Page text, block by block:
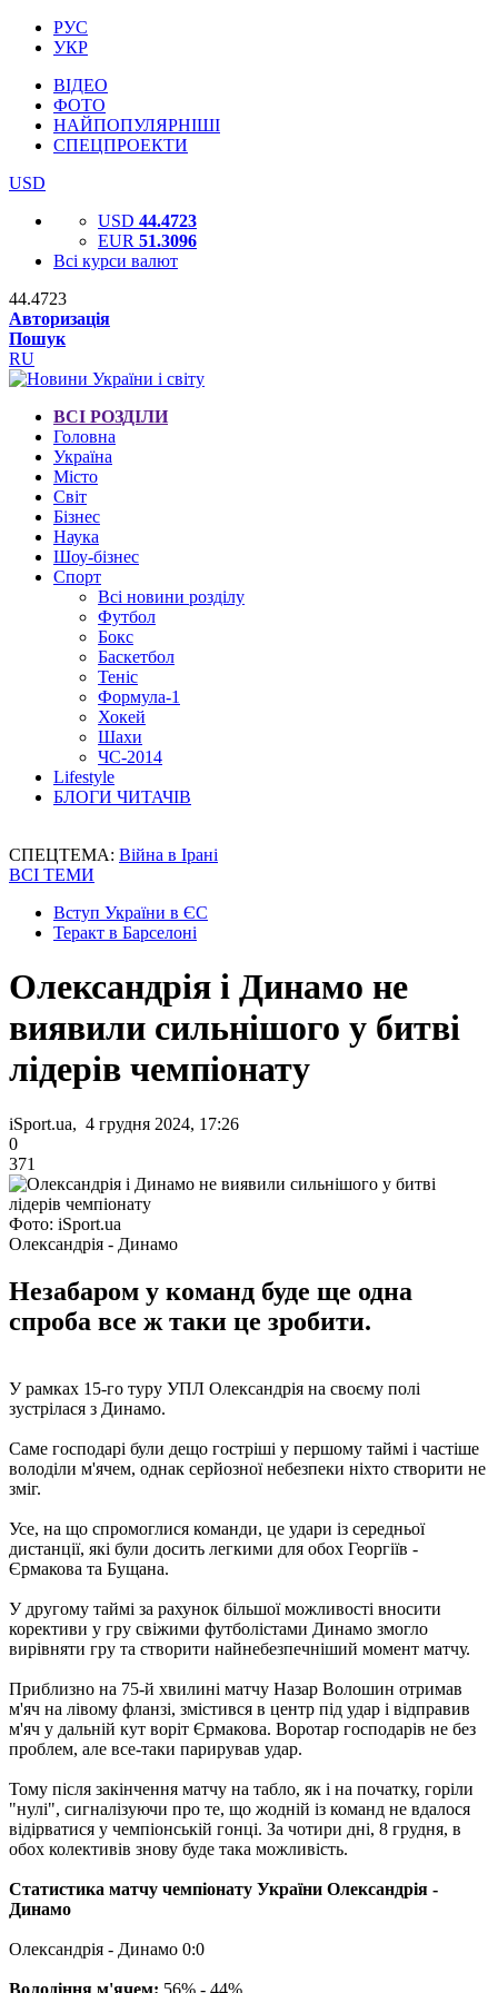
РУС
УКР
ВІДЕО
ФОТО
НАЙПОПУЛЯРНІШІ
СПЕЦПРОЕКТИ
USD
USD 44.4723
EUR 51.3096
Всі курси валют
44.4723
Авторизація
Пошук
RU
ВСІ РОЗДІЛИ
Головна
Україна
Місто
Світ
Бізнес
Наука
Шоу-бізнес
Спорт
Всі новини розділу
Футбол
Бокс
Баскетбол
Теніс
Формула-1
Хокей
Шахи
ЧС-2014
Lifestyle
БЛОГИ ЧИТАЧІВ
СПЕЦТЕМА: Війна в Ірані
ВСІ ТЕМИ
Вступ України в ЄС
Теракт в Барселоні
Олександрія і Динамо не
виявили сильнішого у битві
лідерів чемпіонату
iSport.ua, 4 грудня 2024, 17:26
0
371
Фото: iSport.ua
Олександрія - Динамо
Незабаром у команд буде ще одна
спроба все ж таки це зробити.
У рамках 15-го туру УПЛ Олександрія на своєму полі
зустрілася з Динамо.
Саме господарі були дещо гостріші у першому таймі і частіше
володіли м'ячем, однак серйозної небезпеки ніхто створити не
зміг.
Усе, на що спромоглися команди, це удари із середньої
дистанції, які були досить легкими для обох Георгіїв -
Єрмакова та Бущана.
У другому таймі за рахунок більшої можливості вносити
корективи у гру свіжими футболістами Динамо змогло
вирівняти гру та створити найнебезпечніший момент матчу.
Приблизно на 75-й хвилині матчу Назар Волошин отримав
м'яч на лівому фланзі, змістився в центр під удар і відправив
м'яч у дальній кут воріт Єрмакова. Воротар господарів не без
проблем, але все-таки парирував удар.
Тому після закінчення матчу на табло, як і на початку, горіли
"нулі", сигналізуючи про те, що жодній із команд не вдалося
відірватися у чемпіонській гонці. За чотири дні, 8 грудня, в
обох колективів знову буде така можливість.
Статистика матчу чемпіонату України Олександрія -
Динамо
Олександрія - Динамо 0:0
Володіння м'ячем: 56% - 44%